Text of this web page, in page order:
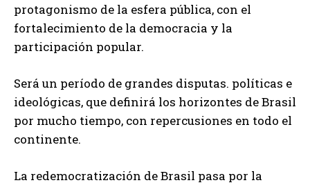
protagonismo de la esfera pública, con el
fortalecimiento de la democracia y la
participación popular.
Será un período de grandes disputas. políticas e
ideológicas, que definirá los horizontes de Brasil
por mucho tiempo, con repercusiones en todo el
continente.
La redemocratización de Brasil pasa por la